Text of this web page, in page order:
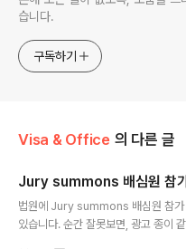
습니다.
구독하기
Visa & Office 의 다른 글
Jury summons 배심원 참
법원에 Jury summons 배심원 참가
있습니다. 순간 잘못보면, 광고 종이